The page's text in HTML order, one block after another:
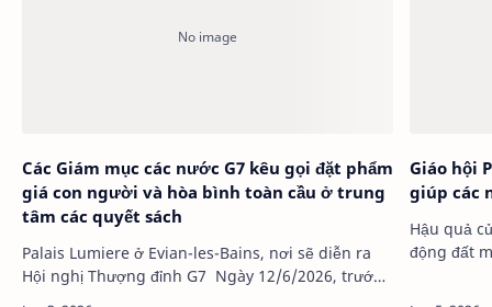
Các Giám mục các nước G7 kêu gọi đặt phẩm
giá con người và hòa bình toàn cầu ở trung
tâm các quyết sách
Palais Lumiere ở Evian-les-Bains, nơi sẽ diễn ra
Hội nghị Thượng đỉnh G7 Ngày 12/6/2026, trướ…
Giáo hội
giúp các
Hậu quả của động
động đất